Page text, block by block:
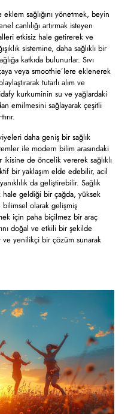
sağlığını yönetmek, beyin
canlılığı artırmak isteyen
etkisiz hale getirerek ve
sistemine, daha sağlıklı bir
katkıda bulunurlar. Sıvı
veya smoothie’lere eklenerek
tutarlı alım ve
kurkuminin su ve yağlardaki
emilmesini sağlayarak çeşitli
daha geniş bir sağlık
ile modern bilim arasındaki
de öncelik vererek sağlıklı
bir yaklaşım elde edebilir, acil
da geliştirebilir. Sağlık
hale geldiği bir çağda, yüksek
bilimsel olarak gelişmiş
için paha biçilmez bir araç
doğal ve etkili bir şekilde
yenilikçi bir çözüm sunarak